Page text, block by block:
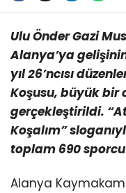
Ulu Önder Gazi
Alanya’ya
yıl 26’ncısı
Koşusu, büyük bir
gerçekleştirildi.
Koşalım”
toplam 690
Alanya